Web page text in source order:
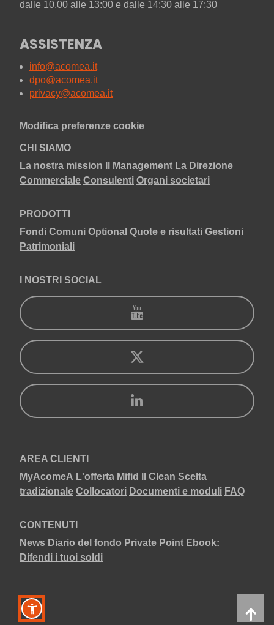
dalle 10.00 alle 13:00 e dalle 14:30 alle 17:30
ASSISTENZA
info@acomea.it
dpo@acomea.it
privacy@acomea.it
Modifica preferenze cookie
CHI SIAMO
La nostra mission
Il Management La Direzione
Commerciale Consulenti Organi societari
PRODOTTI
Fondi Comuni Optional Quote e risultati Gestioni
Patrimoniali
I NOSTRI SOCIAL
AREA CLIENTI
MyAcomeA L'offerta Mifid II Clean Scelta
tradizionale Collocatori Documenti e moduli FAQ
CONTENUTI
News Diario del fondo Private Point Ebook:
Difendi i tuoi soldi